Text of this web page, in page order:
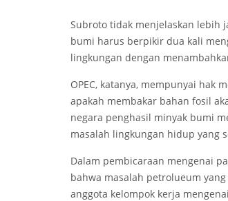
Subroto tidak menjelaskan lebih
bumi harus berpikir dua kali
lingkungan dengan
OPEC, katanya, mempunyai hak
apakah membakar bahan fosil
negara penghasil minyak bumi
masalah lingkungan hidup yang
Dalam pembicaraan mengenai
bahwa masalah petrolueum
anggota kelompok kerja